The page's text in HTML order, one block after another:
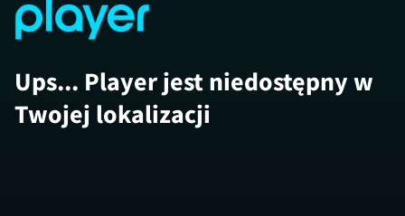
Ups... Player jest niedostępny w
Twojej lokalizacji